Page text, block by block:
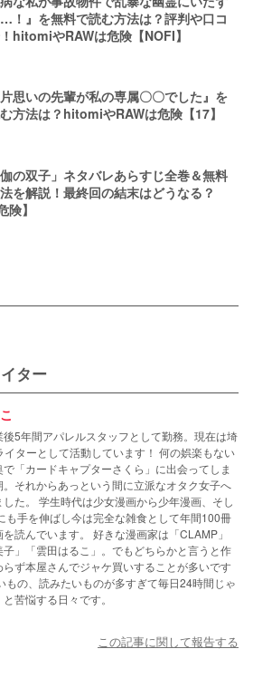
！』を無料で読む方法は？評判や口コ
hitomiやRAWは危険【NOFI】
思いの先輩が私の専属〇〇でした』を
方法は？hitomiやRAWは危険【17】
の双子」ネタバレあらすじ全巻＆無料
を解説！最終回の結末はどうなる？
険】
ター
後5年間アパレルスタッフとして勤務。現在は埼
イターとして活動しています！ 何の娯楽もない
「カードキャプターさくら」に出会ってしま
。それからあっという間に立派なオタク女子へ
した。 学生時代は少女漫画から少年漫画、そし
も手を伸ばし今は完全な雑食として年間100冊
読んでいます。 好きな漫画家は「CLAMP」
子」「雲田はるこ」。でもどちらかと言うと作
ず本屋さんでジャケ買いすることが多いです
もの、読みたいものが多すぎて毎日24時間じゃ
苦悩する日々です。
この記事に関して報告する